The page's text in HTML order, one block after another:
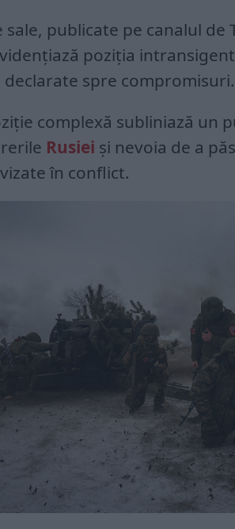
sale, publicate pe canalul de
poziția
declarate spre compromisuri.
complexă subliniază un
Rusiei și nevoia de a
în conflict.